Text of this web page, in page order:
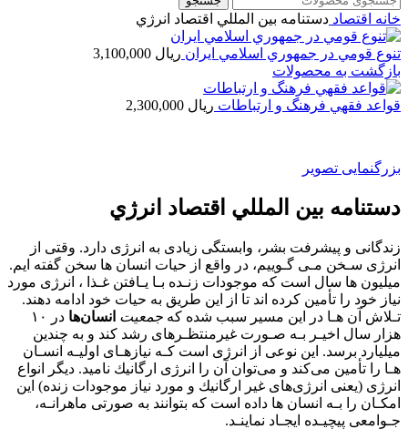
خانه اقتصاد دستنامه بين المللي اقتصاد انرژي
تنوع قومي در جمهوري اسلامي ايران ریال
بازگشت به محصولات
قواعد فقهي فرهنگ و ارتباطات ریال
بزرگنمایی تصویر
دستنامه بين المللي اقتصاد انرژي
زﻧﺪﮔﺎﻧﻰ و ﭘﻴﺸﺮﻓﺖ ﺑﺸﺮ، واﺑﺴﺘﮕﻰ زﻳﺎدى ﺑﻪ اﻧﺮژى دارد. وﻗﺘﻰ از
اﻧﺮژى ﺳـﺨﻦ ﻣـﻰ ﮔـﻮﻳﻴﻢ، در واﻗﻊ از ﺣﻴﺎت اﻧﺴﺎن ﻫﺎ ﺳﺨﻦ ﮔﻔﺘﻪ اﻳﻢ.
ﻣﻴﻠﻴﻮن ﻫﺎ ﺳﺎل اﺳﺖ ﻛﻪ ﻣﻮﺟﻮدات زﻧـﺪه ﺑـﺎ ﻳـﺎﻓﺘﻦ ﻏـﺬا ، اﻧﺮژى ﻣﻮرد
ﻧﻴﺎز ﺧﻮد را ﺗﺄﻣﻴﻦ ﻛﺮده اﻧﺪ ﺗﺎ از اﻳﻦ ﻃﺮﻳﻖ ﺑﻪ ﺣﻴﺎت ﺧﻮد اداﻣﻪ دﻫﻨﺪ.
ﺗـﻼش آن ﻫـﺎ در اﻳﻦ ﻣﺴﻴﺮ ﺳﺒﺐ ﺷﺪه ﻛﻪ ﺟﻤﻌﻴﺖ اﻧﺴﺎنﻫﺎ
در ١٠
ﻫﺰار ﺳﺎل اﺧﻴـﺮ ﺑـﻪ ﺻـﻮرت ﻏﻴﺮﻣﻨﺘﻈـﺮهاى رﺷﺪ ﻛﻨﺪ و ﺑﻪ ﭼﻨﺪﻳﻦ
ﻣﻴﻠﻴﺎرد ﺑﺮﺳﺪ. اﻳﻦ ﻧﻮﻋﻰ از اﻧﺮژى اﺳﺖ ﻛـﻪ ﻧﻴﺎزﻫـﺎى اوﻟﻴـﻪ اﻧﺴـﺎن
ﻫـﺎ را ﺗﺄﻣﻴﻦ ﻣﻰﻛﻨﺪ و ﻣﻰﺗﻮان آن را اﻧﺮژى ارﮔﺎﻧﻴﻚ ﻧﺎﻣﻴﺪ. دﻳﮕﺮ اﻧﻮاع
اﻧﺮژى (ﻳﻌﻨﻰ اﻧﺮژىﻫﺎى ﻏﻴﺮ ارﮔﺎﻧﻴﻚ و ﻣﻮرد ﻧﻴﺎز ﻣﻮﺟﻮدات زﻧﺪه) اﻳﻦ
اﻣﻜـﺎن را ﺑـﻪ اﻧﺴﺎن ﻫﺎ داده اﺳﺖ ﻛﻪ ﺑﺘﻮاﻧﻨﺪ ﺑﻪ ﺻﻮرﺗﻰ ﻣﺎﻫﺮاﻧـﻪ،
ﺟـﻮاﻣﻌﻰ ﭘﻴﭽﻴـﺪه اﻳﺠـﺎد ﻧﻤﺎﻳﻨـﺪ.